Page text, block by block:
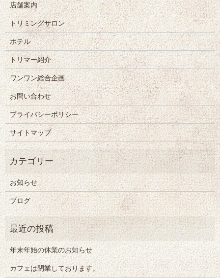
店舗案内
トリミングサロン
ホテル
トリマー紹介
ワンワン総合企画
お問い合わせ
プライバシーポリシー
サイトマップ
お知らせ
ブログ
年末年始の休業のお知らせ
カフェは閉業しております。